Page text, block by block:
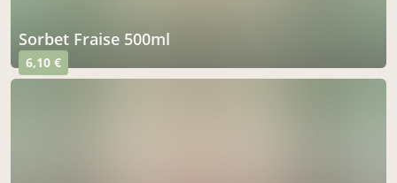
Sorbet Fraise 500ml
6,10 €